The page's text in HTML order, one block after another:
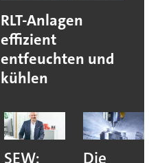
RLT-Anlagen
effizient
entfeuchten und
kühlen
SEW:
Die